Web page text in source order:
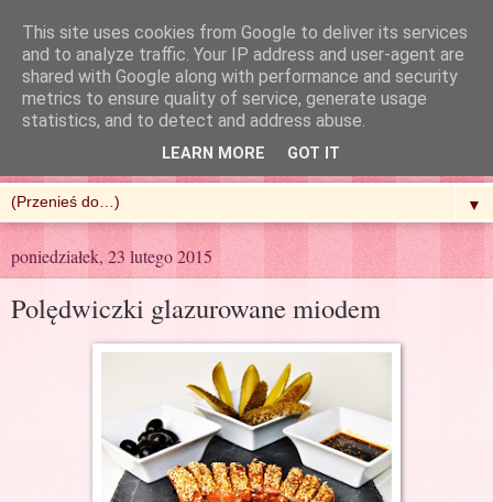
R'n'G Kitchen
▼
poniedziałek, 23 lutego 2015
Polędwiczki glazurowane miodem
This site uses cookies from Google to deliver its services
and to analyze traffic. Your IP address and user-agent are
shared with Google along with performance and security
metrics to ensure quality of service, generate usage
statistics, and to detect and address abuse.
LEARN MORE GOT IT